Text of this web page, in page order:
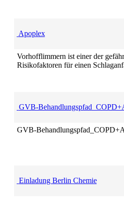
Apoplex
Vorhofflimmern ist einer der
Risikofaktoren für einen
GVB-
GVB-
Einladung Berlin Chemie